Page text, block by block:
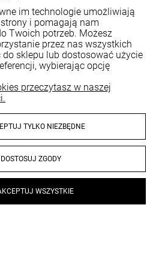
MOLLON MASTER BASE
59,40 zł
DO KOSZYKA
im technologie umożliwiają
i pomagają nam
Twoich potrzeb. Możesz
przez nas wszystkich
sklepu lub dostosować użycie
wybierając opcję
przeczytasz w naszej
TYLKO NIEZBĘDNE
DOSTOSUJ ZGODY
WSZYSTKIE